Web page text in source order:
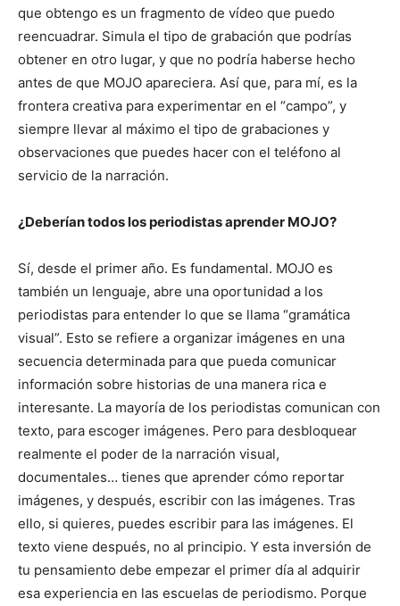
que obtengo es un fragmento de vídeo que puedo
reencuadrar. Simula el tipo de grabación que podrías
obtener en otro lugar, y que no podría haberse hecho
antes de que MOJO apareciera. Así que, para mí, es la
frontera creativa para experimentar en el “campo”, y
siempre llevar al máximo el tipo de grabaciones y
observaciones que puedes hacer con el teléfono al
servicio de la narración.
¿Deberían todos los periodistas aprender MOJO?
Sí, desde el primer año. Es fundamental. MOJO es
también un lenguaje, abre una oportunidad a los
periodistas para entender lo que se llama “gramática
visual”. Esto se refiere a organizar imágenes en una
secuencia determinada para que pueda comunicar
información sobre historias de una manera rica e
interesante. La mayoría de los periodistas comunican con
texto, para escoger imágenes. Pero para desbloquear
realmente el poder de la narración visual,
documentales… tienes que aprender cómo reportar
imágenes, y después, escribir con las imágenes. Tras
ello, si quieres, puedes escribir para las imágenes. El
texto viene después, no al principio. Y esta inversión de
tu pensamiento debe empezar el primer día al adquirir
esa experiencia en las escuelas de periodismo. Porque